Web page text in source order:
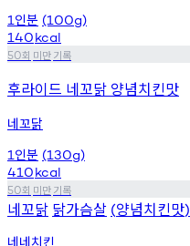
1 인분 (100g)
140kcal
50회 미만기록
후라이드 네꼬닭 양념치킨맛
네꼬닭
1 인분 (130g)
410kcal
50회 미만기록
네꼬닭 닭가슴살 (양념치킨맛)
네네치킨